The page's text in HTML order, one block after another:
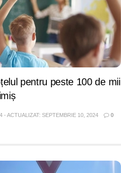
pentru peste 100 de mii
- ACTUALIZAT: SEPTEMBRIE 10, 2024
0